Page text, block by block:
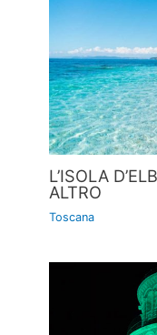
L’ISOLA
ALTRO
Toscana